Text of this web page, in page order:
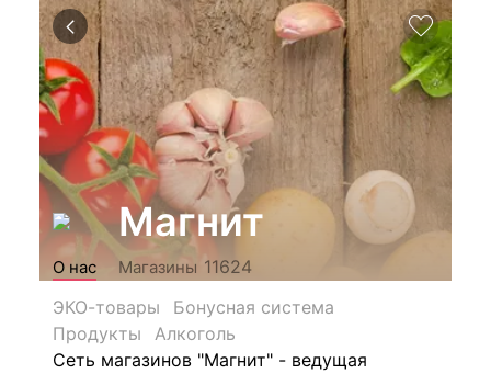
Магнит
О нас Магазины 11624
ЭКО-товары
Бонусная система
Продукты
Алкоголь
Сеть магазинов "Магнит" - ведущая